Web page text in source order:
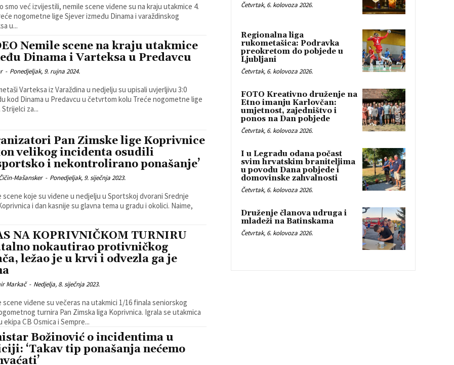
smo već izvijestili, nemile scene viđene su na kraju utakmice 4.
nogometne lige Sjever između Dinama i varaždinskog
u...
Nemile scene na kraju utakmice
Dinama i Varteksa u Predavcu
- Ponedjeljak, 9. rujna 2024.
Varteksa iz Varaždina u nedjelju su upisali uvjerljivu 3:0
kod Dinama u Predavcu u četvrtom kolu Treće nogometne lige
Strijelci za...
Pan Zimske lige Koprivnice
velikog incidenta osudili
i nekontrolirano ponašanje’
Mašansker - Ponedjeljak, 9. siječnja 2023.
scene koje su viđene u nedjelju u Sportskoj dvorani Srednje
i dan kasnije su glavna tema u gradu i okolici. Naime,
NA KOPRIVNIČKOM TURNIRU
nokautirao protivničkog
ležao je u krvi i odvezla ga je
Markač - Nedjelja, 8. siječnja 2023.
scene viđene su večeras na utakmici 1/16 finala seniorskog
turnira Pan Zimska liga Koprivnica. Igrala se utakmica
ekipa CB Osmica i Sempre...
Božinović o incidentima u
‘Takav tip ponašanja nećemo
Četvrtak, 6. kolovoza 2026.
Regionalna liga
rukometašica: Podravka
preokretom do pobjede u
Ljubljani
Četvrtak, 6. kolovoza 2026.
FOTO Kreativno druženje na
Etno imanju Karlovčan:
umjetnost, zajedništvo i
ponos na Dan pobjede
Četvrtak, 6. kolovoza 2026.
I u Legradu odana počast
svim hrvatskim braniteljima
u povodu Dana pobjede i
domovinske zahvalnosti
Četvrtak, 6. kolovoza 2026.
Druženje članova udruga i
mladeži na Batinskama
Četvrtak, 6. kolovoza 2026.